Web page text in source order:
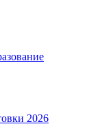
2026